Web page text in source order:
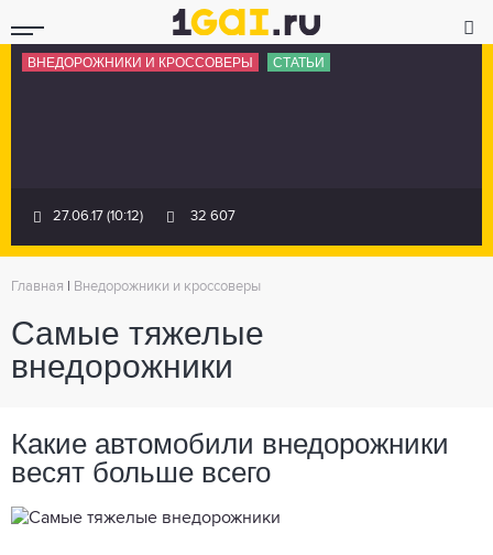
ВНЕДОРОЖНИКИ И КРОССОВЕРЫ СТАТЬИ
27.06.17 (10:12) 32 607
Главная Внедорожники и кроссоверы
Самые тяжелые
внедорожники
Какие автомобили внедорожники
весят больше всего